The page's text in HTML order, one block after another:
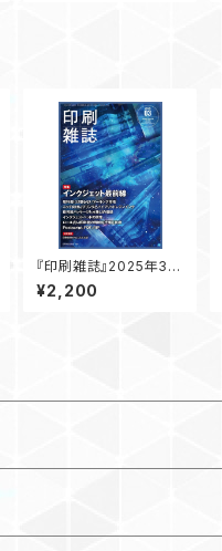
『印刷雑誌』2025年3月
号（2月20日発行）
¥2,200